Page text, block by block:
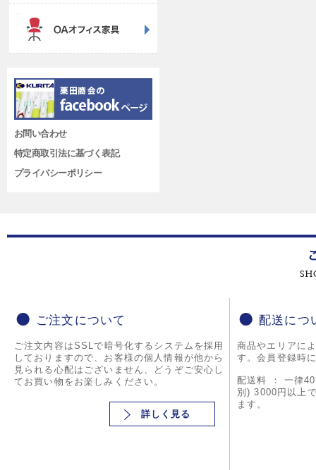
お問い合わせ
特定商取引法に基づく表記
プライバシーポリシー
ご注文について
ご注文内容はSSLで暗号化するシステムを採用
しておりますので、お客様の個人情報が他から
見られる心配はございません、どうぞご安心し
てお買い物をお楽しみください。
詳しく見る
配送につ
商品やエリアに
す。会員登録時
配送料 ： 一律
別) 3000円以上
ます。